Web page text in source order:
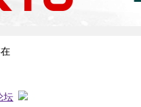
坛